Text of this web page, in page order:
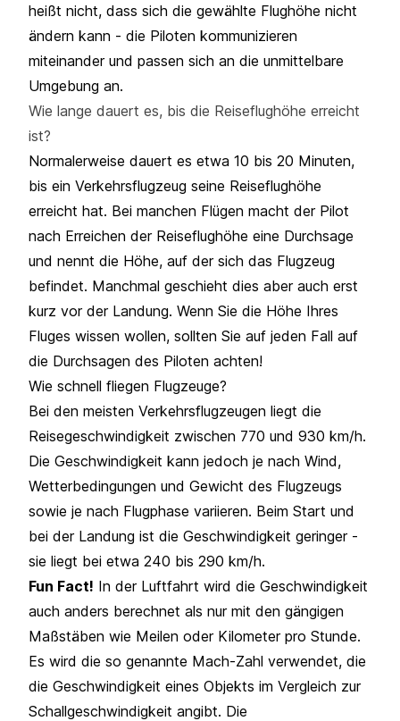
heißt nicht, dass sich die gewählte Flughöhe nicht
ändern kann - die Piloten kommunizieren
miteinander und passen sich an die unmittelbare
Umgebung an.
Wie lange dauert es, bis die Reiseflughöhe erreicht
ist?
Normalerweise dauert es etwa 10 bis 20 Minuten,
bis ein Verkehrsflugzeug seine Reiseflughöhe
erreicht hat. Bei manchen Flügen macht der Pilot
nach Erreichen der Reiseflughöhe eine Durchsage
und nennt die Höhe, auf der sich das Flugzeug
befindet. Manchmal geschieht dies aber auch erst
kurz vor der Landung. Wenn Sie die Höhe Ihres
Fluges wissen wollen, sollten Sie auf jeden Fall auf
die Durchsagen des Piloten achten!
Wie schnell fliegen Flugzeuge?
Bei den meisten Verkehrsflugzeugen liegt die
Reisegeschwindigkeit zwischen 770 und 930 km/h.
Die Geschwindigkeit kann jedoch je nach Wind,
Wetterbedingungen und Gewicht des Flugzeugs
sowie je nach Flugphase variieren. Beim Start und
bei der Landung ist die Geschwindigkeit geringer -
sie liegt bei etwa 240 bis 290 km/h.
Fun Fact! In der Luftfahrt wird die Geschwindigkeit
auch anders berechnet als nur mit den gängigen
Maßstäben wie Meilen oder Kilometer pro Stunde.
Es wird die so genannte Mach-Zahl verwendet, die
die Geschwindigkeit eines Objekts im Vergleich zur
Schallgeschwindigkeit angibt. Die